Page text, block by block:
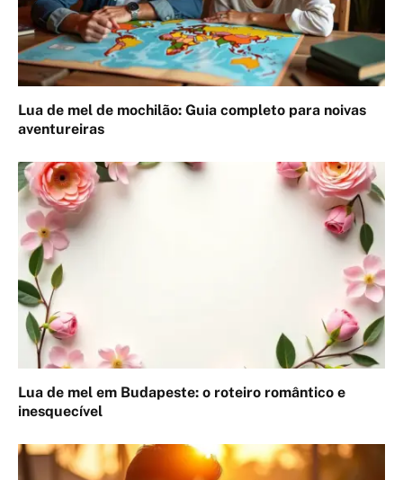
Lua de mel de mochilão: Guia completo para noivas
aventureiras
Lua de mel em Budapeste: o roteiro romântico e
inesquecível